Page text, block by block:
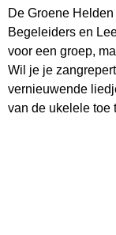
De Groene
Begeleiders en
voor een groep,
Wil je je
vernieuwende
van de ukelele toe